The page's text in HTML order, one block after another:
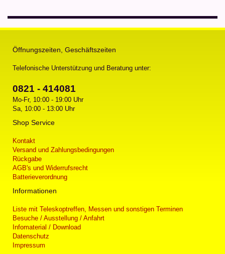
Öffnungszeiten, Geschäftszeiten
Telefonische Unterstützung und Beratung unter:
0821 - 414081
Mo-Fr, 10:00 - 19:00 Uhr
Sa, 10:00 - 13:00 Uhr
Shop Service
Kontakt
Versand und Zahlungsbedingungen
Rückgabe
AGB's und Widerrufsrecht
Batterieverordnung
Informationen
Liste mit Teleskoptreffen, Messen und sonstigen Terminen
Besuche / Ausstellung / Anfahrt
Infomaterial / Download
Datenschutz
Impressum